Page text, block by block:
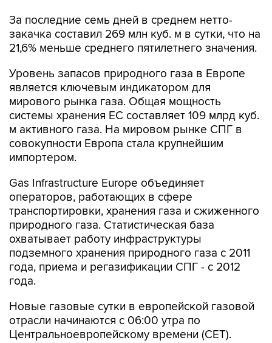
За последние семь дней в среднем нетто-
закачка составил 269 млн куб. м в сутки, что на
21,6% меньше среднего пятилетнего значения.
Уровень запасов природного газа в Европе
является ключевым индикатором для
мирового рынка газа. Общая мощность
системы хранения ЕС составляет 109 млрд куб.
м активного газа. На мировом рынке СПГ в
совокупности Европа стала крупнейшим
импортером.
Gas Infrastructure Europe объединяет
операторов, работающих в сфере
транспортировки, хранения газа и сжиженного
природного газа. Статистическая база
охватывает работу инфраструктуры
подземного хранения природного газа с 2011
года, приема и регазификации СПГ - с 2012
года.
Новые газовые сутки в европейской газовой
отрасли начинаются c 06:00 утра по
Центральноевропейскому времени (CET).